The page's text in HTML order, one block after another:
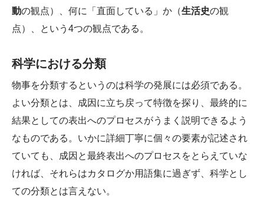
動の観点）、何に「直面している」か（生活史の観
点）、という4つの観点である。
科学における分類
物事を分類するというのは科学の発展には必須である。
よい分類とは、成因に立ち戻って特徴を探り、最終的に
結果としての表出へのプロセスがうまく説明できるよう
なものである。いかに詳細丁寧に個々の要素が記述され
ていても、成因と最終表出へのプロセスをとらえていな
ければ、それらはカタログか用語集に過ぎず、科学とし
ての分類とは言えない。